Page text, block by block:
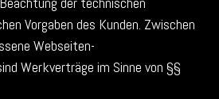
Vorgaben des Kunden. Zwischen
Webseiten-
Werkverträge im Sinne von §§